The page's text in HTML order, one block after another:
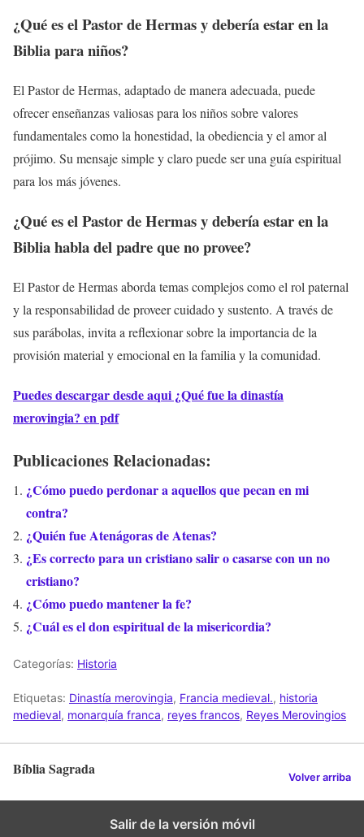
¿Qué es el Pastor de Hermas y debería estar en la
Biblia para niños?
El Pastor de Hermas, adaptado de manera adecuada, puede
ofrecer enseñanzas valiosas para los niños sobre valores
fundamentales como la honestidad, la obediencia y el amor al
prójimo. Su mensaje simple y claro puede ser una guía espiritual
para los más jóvenes.
¿Qué es el Pastor de Hermas y debería estar en la
Biblia habla del padre que no provee?
El Pastor de Hermas aborda temas complejos como el rol paternal
y la responsabilidad de proveer cuidado y sustento. A través de
sus parábolas, invita a reflexionar sobre la importancia de la
provisión material y emocional en la familia y la comunidad.
Puedes descargar desde aqui ¿Qué fue la dinastía
merovingia? en pdf
Publicaciones Relacionadas:
¿Cómo puedo perdonar a aquellos que pecan en mi
contra?
¿Quién fue Atenágoras de Atenas?
¿Es correcto para un cristiano salir o casarse con un no
cristiano?
¿Cómo puedo mantener la fe?
¿Cuál es el don espiritual de la misericordia?
Categorías: Historia
Etiquetas: Dinastía merovingia, Francia medieval., historia
medieval, monarquía franca, reyes francos, Reyes Merovingios
Bíblia Sagrada Volver arriba
Salir de la versión móvil